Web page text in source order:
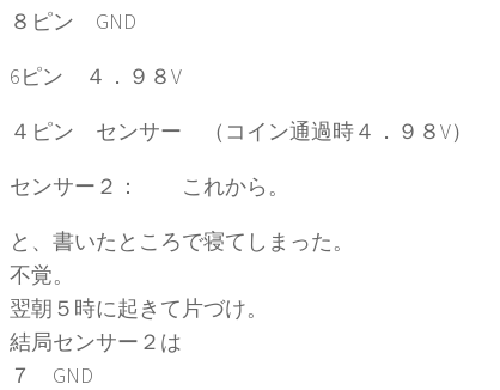
８ピン GND
6ピン ４．９８V
４ピン センサー （コイン通過時４．９８V）
センサー２： これから。
と、書いたところで寝てしまった。
不覚。
翌朝５時に起きて片づけ。
結局センサー２は
７ GND